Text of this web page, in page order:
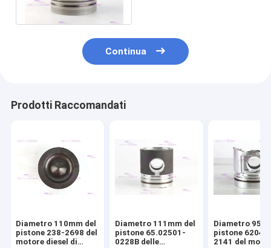
Continua
Prodotti Raccomandati
Diametro 110mm del
pistone 238-2698 del
motore diesel di
Diametro 111mm del
pistone 65.02501-
0228B delle
Diametro
pistone 6204-
2141 del